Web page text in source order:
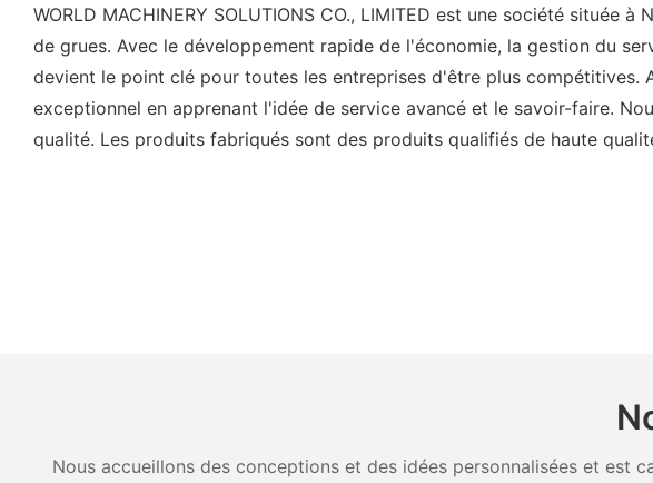
WORLD MACHINERY SOLUTIONS CO., LIMITED est une société
de grues. Avec le développement rapide de l'économie, la gestion du
devient le point clé pour toutes les entreprises d'être plus
exceptionnel en apprenant l'idée de service avancé et le savoir-faire.
qualité. Les produits fabriqués sont des produits qualifiés de haute
Nous accueillons des conceptions et des idées personnalisées et est